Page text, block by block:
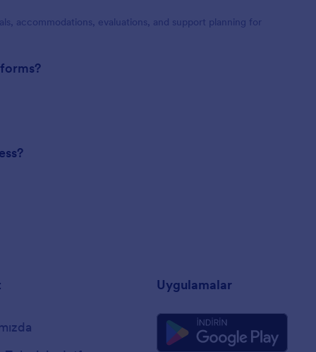
accommodations, evaluations, and support planning for
Uygulamalar